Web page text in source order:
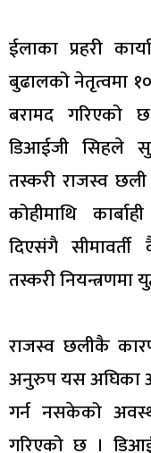
ईलाका प्रहरी
बुढालको नेतृत्वमा
बरामद गरिएको
डिआईजी सिहले
तस्करी राजस्व
कोहीमाथि
दिएसंगै
तस्करी नियन्त्रणमा
राजस्व छलीकै
अनुरुप यस अघिका
गर्न नसकेको
गरिएको छ ।